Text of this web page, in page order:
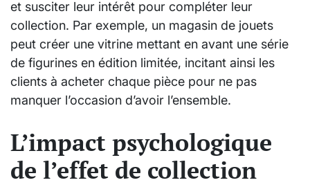
et susciter leur intérêt pour compléter leur
collection. Par exemple, un magasin de jouets
peut créer une vitrine mettant en avant une série
de figurines en édition limitée, incitant ainsi les
clients à acheter chaque pièce pour ne pas
manquer l’occasion d’avoir l’ensemble.
L’impact psychologique
de l’effet de collection